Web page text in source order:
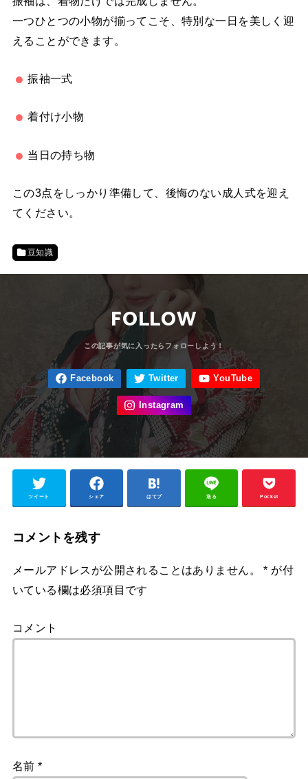
一つひとつの小物が揃ってこそ、特別な一日を美しく迎
えることができます。
振袖一式
着付け小物
当日の持ち物
この3点をしっかり準備して、後悔のない成人式を迎え
てください。
豆知識
FOLLOW
ツイート シェア はてブ 送る Pocket
コメントを残す
メールアドレスが公開されることはありません。 * が付
いている欄は必須項目です
コメント
名前*